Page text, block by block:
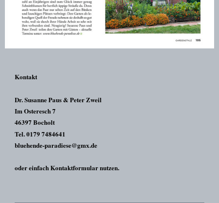
Kontakt
Dr. Susanne Paus & Peter Zweil
Im Osteresch 7
46397 Bocholt
Tel. 0179 7484641
bluehende-paradiese@gmx.de
oder einfach Kontaktformular nutzen.